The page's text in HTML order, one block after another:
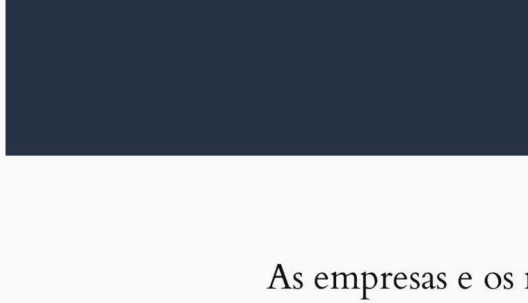
As empresas e